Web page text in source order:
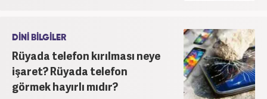
DİNİ BİLGİLER
Rüyada telefon kırılması neye
işaret? Rüyada telefon
görmek hayırlı mıdır?